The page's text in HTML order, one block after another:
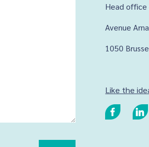
Head office
Avenue
1050
Like the